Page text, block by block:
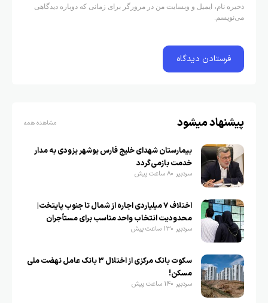
ذخیره نام، ایمیل و وبسایت من در مرورگر برای زمانی که دوباره دیدگاهی
می‌نویسم.
پیشنهاد میشود مشاهده همه
بیمارستان شهدای خلیج فارس بوشهر بزودی به مدار
خدمت بازمی‌گردد
سردبیر 8 ساعت پیش
اختلاف ۷ میلیاردی اجاره از شمال تا جنوب پایتخت|
محدودیت انتخاب واحد مناسب برای مستأجران
سردبیر 13 ساعت پیش
سکوت بانک مرکزی از اختلال ۳ بانک عامل نهضت ملی
مسکن!
سردبیر 14 ساعت پیش